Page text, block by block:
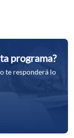
programa?
te responderá lo